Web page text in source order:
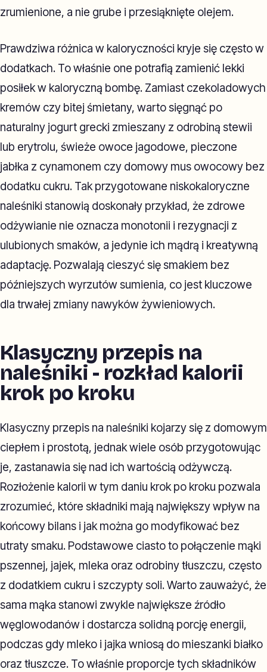
zrumienione, a nie grube i przesiąknięte olejem.
Prawdziwa różnica w kaloryczności kryje się często w
dodatkach. To właśnie one potrafią zamienić lekki
posiłek w kaloryczną bombę. Zamiast czekoladowych
kremów czy bitej śmietany, warto sięgnąć po
naturalny jogurt grecki zmieszany z odrobiną stewii
lub erytrolu, świeże owoce jagodowe, pieczone
jabłka z cynamonem czy domowy mus owocowy bez
dodatku cukru. Tak przygotowane niskokaloryczne
naleśniki stanowią doskonały przykład, że zdrowe
odżywianie nie oznacza monotonii i rezygnacji z
ulubionych smaków, a jedynie ich mądrą i kreatywną
adaptację. Pozwalają cieszyć się smakiem bez
późniejszych wyrzutów sumienia, co jest kluczowe
dla trwałej zmiany nawyków żywieniowych.
Klasyczny przepis na
naleśniki - rozkład kalorii
krok po kroku
Klasyczny przepis na naleśniki kojarzy się z domowym
ciepłem i prostotą, jednak wiele osób przygotowując
je, zastanawia się nad ich wartością odżywczą.
Rozłożenie kalorii w tym daniu krok po kroku pozwala
zrozumieć, które składniki mają największy wpływ na
końcowy bilans i jak można go modyfikować bez
utraty smaku. Podstawowe ciasto to połączenie mąki
pszennej, jajek, mleka oraz odrobiny tłuszczu, często
z dodatkiem cukru i szczypty soli. Warto zauważyć, że
sama mąka stanowi zwykle największe źródło
węglowodanów i dostarcza solidną porcję energii,
podczas gdy mleko i jajka wniosą do mieszanki białko
oraz tłuszcze. To właśnie proporcje tych składników